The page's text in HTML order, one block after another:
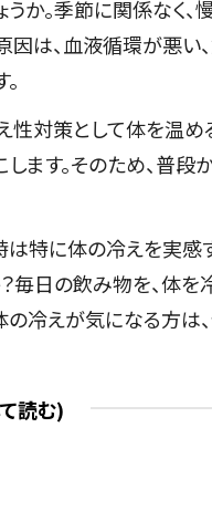
か。季節に関係なく
は、血液循環が悪い
対策として体を温め
ます。そのため、普
特に体の冷えを実感
毎日の飲み物を、体
の冷えが気になる方は